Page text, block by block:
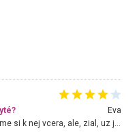
Eva